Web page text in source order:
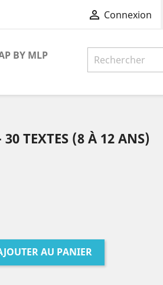
 Connexion
BY MLP
30 TEXTES (8 À 12 ANS)
AU PANIER